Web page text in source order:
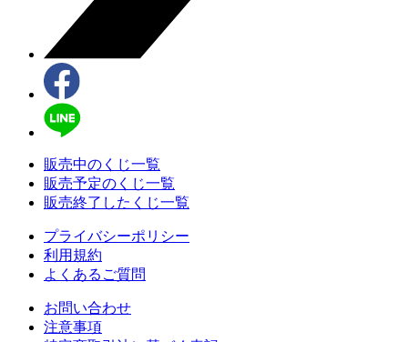
販売中のくじ一覧
販売予定のくじ一覧
販売終了したくじ一覧
プライバシーポリシー
利用規約
よくあるご質問
お問い合わせ
注意事項